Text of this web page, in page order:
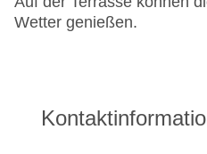
Wetter genießen.